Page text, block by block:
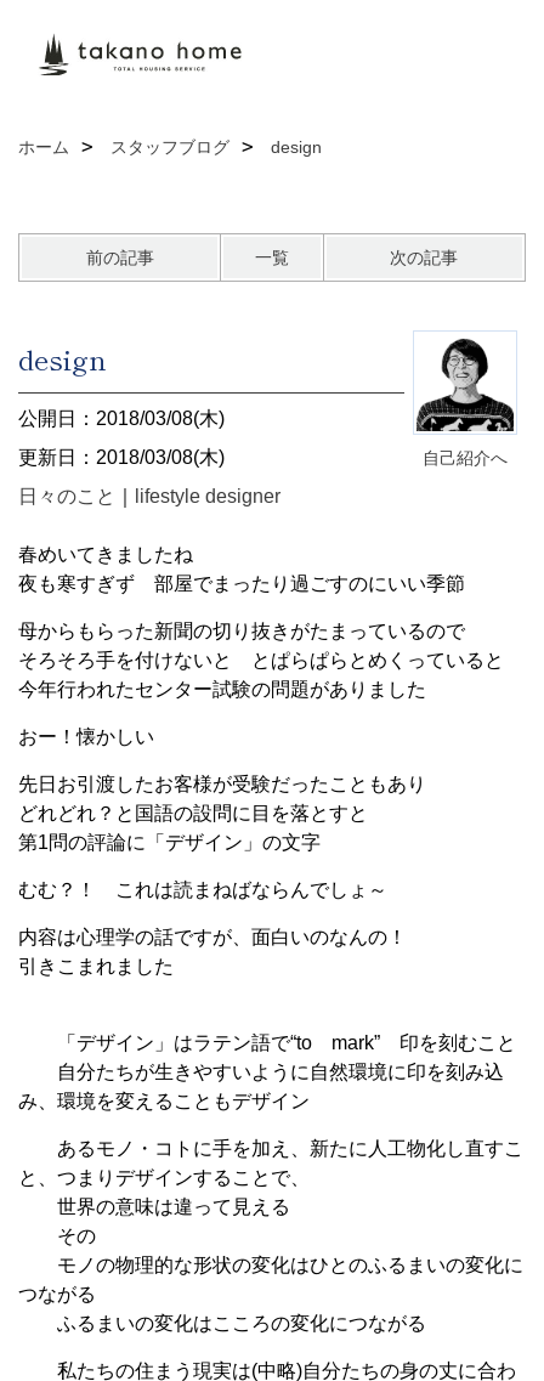
ホーム スタッフブログ design
前の記事 一覧 次の記事
自己紹介へ
design
公開日：2018/03/08(木)
更新日：2018/03/08(木)
日々のこと
lifestyle designer
春めいてきましたね
夜も寒すぎず 部屋でまったり過ごすのにいい季節
母からもらった新聞の切り抜きがたまっているので
そろそろ手を付けないと とぱらぱらとめくっていると
今年行われたセンター試験の問題がありました
おー！懐かしい
先日お引渡したお客様が受験だったこともあり
どれどれ？と国語の設問に目を落とすと
第1問の評論に「デザイン」の文字
むむ？！ これは読まねばならんでしょ～
内容は心理学の話ですが、面白いのなんの！
引きこまれました
「デザイン」はラテン語で“to mark” 印を刻むこと
自分たちが生きやすいように自然環境に印を刻み込
み、環境を変えることもデザイン
あるモノ・コトに手を加え、新たに人工物化し直すこ
と、つまりデザインすることで、
世界の意味は違って見える
その
モノの物理的な形状の変化はひとのふるまいの変化に
つながる
ふるまいの変化はこころの変化につながる
私たちの住まう現実は(中略)自分たちの身の丈に合わ